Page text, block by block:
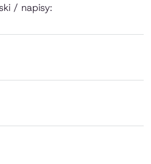
/ napisy: